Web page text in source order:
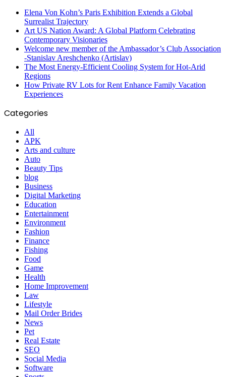
Elena Von Kohn’s Paris Exhibition Extends a Global
Surrealist Trajectory
Art US Nation Award: A Global Platform Celebrating
Contemporary Visionaries
Welcome new member of the Ambassador’s Club Association
-Stanislav Areshchenko (Artislav)
The Most Energy-Efficient Cooling System for Hot-Arid
Regions
How Private RV Lots for Rent Enhance Family Vacation
Experiences
Categories
All
APK
Arts and culture
Auto
Beauty Tips
blog
Business
Digital Marketing
Education
Entertainment
Environment
Fashion
Finance
Fishing
Food
Game
Health
Home Improvement
Law
Lifestyle
Mail Order Brides
News
Pet
Real Estate
SEO
Social Media
Software